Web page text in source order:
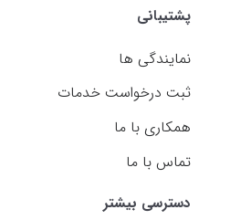
پشتیبانی
نمایندگی ها
ثبت درخواست خدمات
همکاری با ما
تماس با ما
دسترسی بیشتر